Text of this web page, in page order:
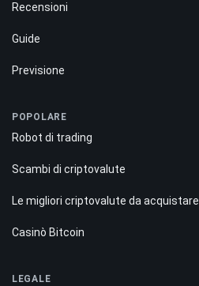
Recensioni
Guide
Previsione
POPOLARE
Robot di trading
Scambi di criptovalute
Le migliori criptovalute da acquistare
Casinò Bitcoin
LEGALE